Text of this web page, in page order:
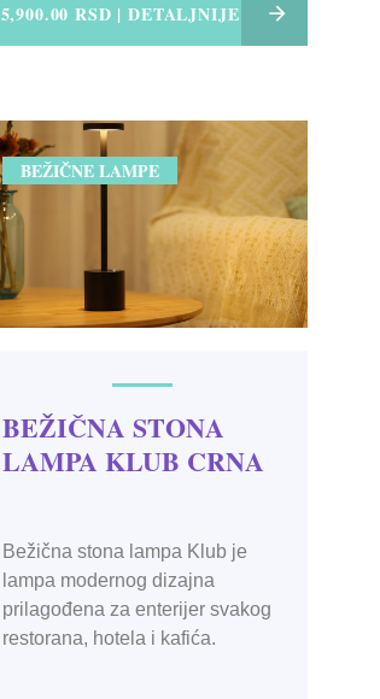
5,900.00 RSD | DETALJNIJE
BEŽIČNE LAMPE
BEŽIČNA STONA
LAMPA KLUB CRNA
Bežična stona lampa Klub je
lampa modernog dizajna
prilagođena za enterijer svakog
restorana, hotela i kafića.